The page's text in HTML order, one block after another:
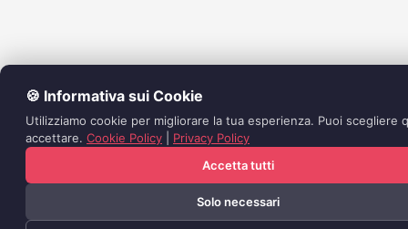
🍪 Informativa sui Cookie
Utilizziamo cookie per migliorare la tua esperienza. Puoi scegliere
accettare. Cookie Policy
Privacy Policy
Accetta tutti
Solo necessari